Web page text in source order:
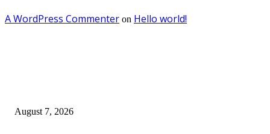
A WordPress Commenter on Hello world!
August 7, 2026